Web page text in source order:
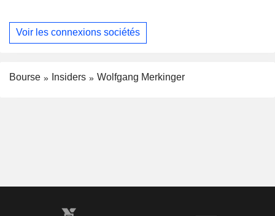
Voir les connexions sociétés
Bourse Insiders Wolfgang Merkinger